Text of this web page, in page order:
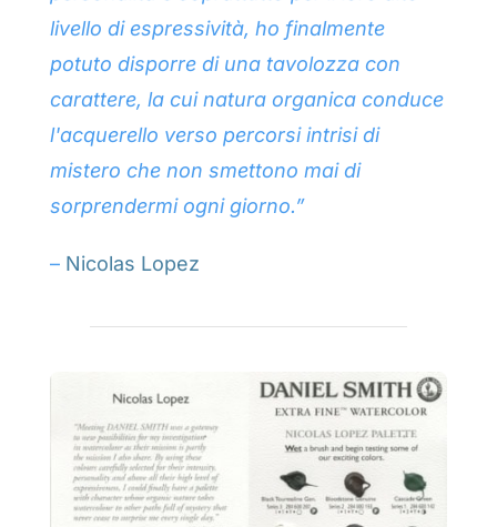
Iscriviti
livello di espressività, ho finalmente
potuto disporre di una tavolozza con
carattere, la cui natura organica conduce
l'acquerello verso percorsi intrisi di
mistero che non smettono mai di
sorprendermi ogni giorno.”
– Nicolas Lopez